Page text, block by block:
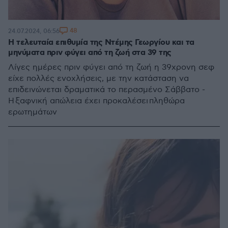
Η τελευταία επιθυμία της Ντέμης Γεωργίου και τα
μηνύματα πριν φύγει από τη ζωή στα 39 της
Λίγες ημέρες πριν φύγει από τη ζωή η 39χρονη σεφ
είχε πολλές ενοχλήσεις, με την κατάσταση να
επιδεινώνεται δραματικά το περασμένο Σάββατο -
Η ξαφνική απώλεια έχει προκαλέσει πληθώρα
ερωτημάτων
24.07.2024, 06:56 48